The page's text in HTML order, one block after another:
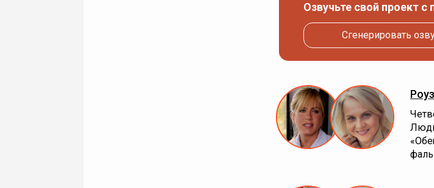
Озвучьте свой проект
Сгенерировать